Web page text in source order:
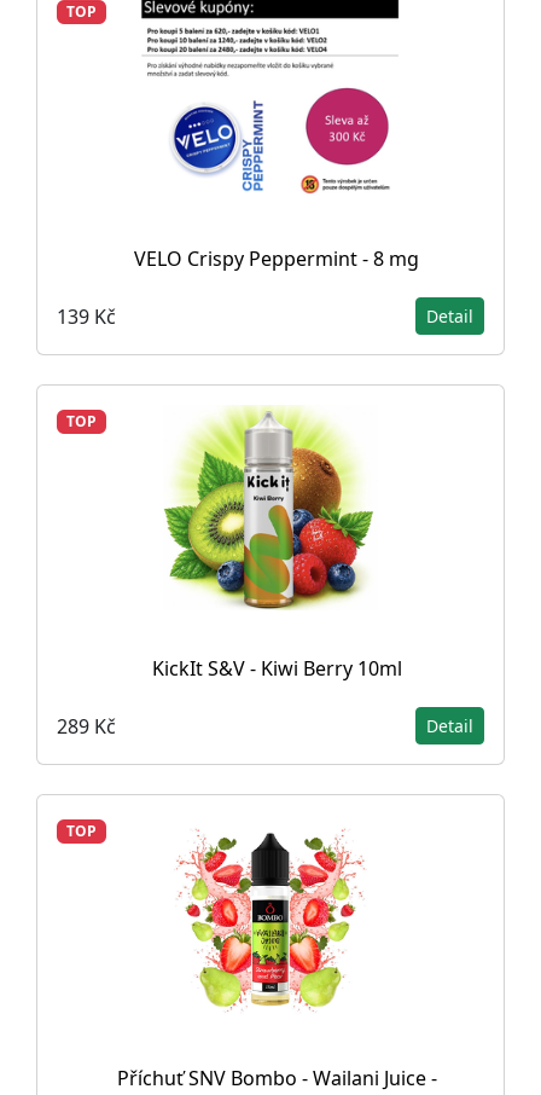
TOP
VELO Crispy Peppermint - 8 mg
139 Kč Detail
TOP
KickIt S&V - Kiwi Berry 10ml
289 Kč Detail
TOP
Příchuť SNV Bombo - Wailani Juice -